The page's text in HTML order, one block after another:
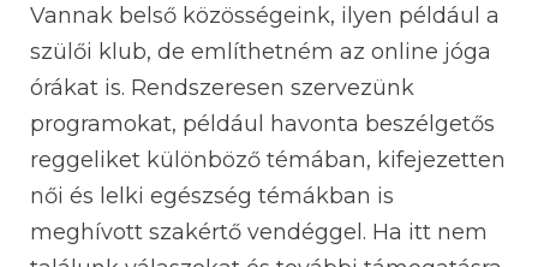
Vannak belső közösségeink, ilyen például a
szülői klub, de említhetném az online jóga
órákat is. Rendszeresen szervezünk
programokat, például havonta beszélgetős
reggeliket különböző témában, kifejezetten
női és lelki egészség témákban is
meghívott szakértő vendéggel. Ha itt nem